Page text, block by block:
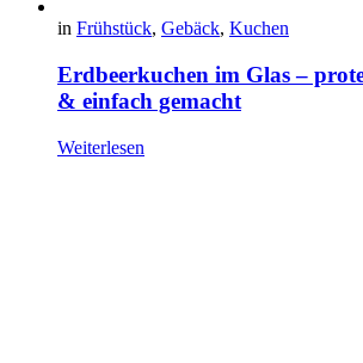
in Frühstück, Gebäck, Kuchen
Erdbeerkuchen im Glas –
& einfach gemacht
Weiterlesen